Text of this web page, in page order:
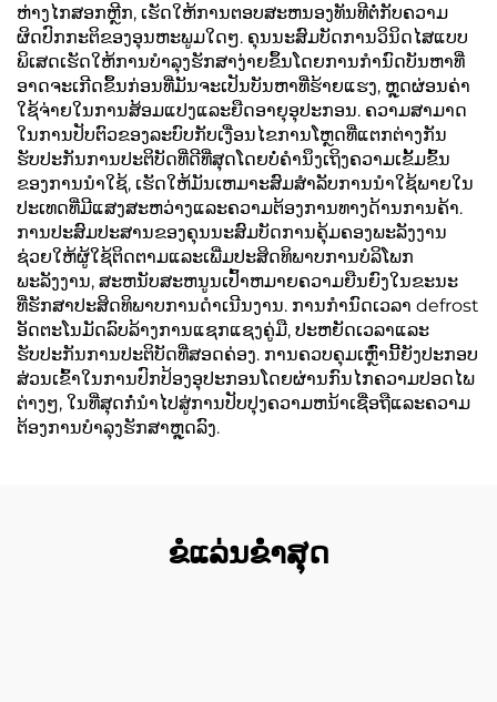
ຫ່າງໄກສອກຫຼີກ, ເຮັດໃຫ້ການຕອບສະຫນອງທັນທີຕໍ່ກັບຄວາມ
ຜິດປົກກະຕິຂອງອຸນຫະພູມໃດໆ. ຄຸນນະສົມບັດການວິນິດໄສແບບ
ພິເສດເຮັດໃຫ້ການບໍາລຸງຮັກສາງ່າຍຂຶ້ນໂດຍການກໍານົດບັນຫາທີ່
ອາດຈະເກີດຂຶ້ນກ່ອນທີ່ມັນຈະເປັນບັນຫາທີ່ຮ້າຍແຮງ, ຫຼຸດຜ່ອນຄ່າ
ໃຊ້ຈ່າຍໃນການສ້ອມແປງແລະຍືດອາຍຸອຸປະກອນ. ຄວາມສາມາດ
ໃນການປັບຕົວຂອງລະບົບກັບເງື່ອນໄຂການໂຫຼດທີ່ແຕກຕ່າງກັນ
ຮັບປະກັນການປະຕິບັດທີ່ດີທີ່ສຸດໂດຍບໍ່ຄໍານຶງເຖິງຄວາມເຂັ້ມຂົ້ນ
ຂອງການນໍາໃຊ້, ເຮັດໃຫ້ມັນເຫມາະສົມສໍາລັບການນໍາໃຊ້ພາຍໃນ
ປະເທດທີ່ມີແສງສະຫວ່າງແລະຄວາມຕ້ອງການທາງດ້ານການຄ້າ.
ການປະສົມປະສານຂອງຄຸນນະສົມບັດການຄຸ້ມຄອງພະລັງງານ
ຊ່ວຍໃຫ້ຜູ້ໃຊ້ຕິດຕາມແລະເພີ່ມປະສິດທິພາບການບໍລິໂພກ
ພະລັງງານ, ສະຫນັບສະຫນູນເປົ້າຫມາຍຄວາມຍືນຍົງໃນຂະນະ
ທີ່ຮັກສາປະສິດທິພາບການດໍາເນີນງານ. ການກໍານົດເວລາ defrost
ອັດຕະໂນມັດລົບລ້າງການແຊກແຊງຄູ່ມື, ປະຫຍັດເວລາແລະ
ຮັບປະກັນການປະຕິບັດທີ່ສອດຄ່ອງ. ການຄວບຄຸມເຫຼົ່ານີ້ຍັງປະກອບ
ສ່ວນເຂົ້າໃນການປົກປ້ອງອຸປະກອນໂດຍຜ່ານກົນໄກຄວາມປອດໄພ
ຕ່າງໆ, ໃນທີ່ສຸດກໍ່ນໍາໄປສູ່ການປັບປຸງຄວາມຫນ້າເຊື່ອຖືແລະຄວາມ
ຕ້ອງການບໍາລຸງຮັກສາຫຼຸດລົງ.
ຂໍແລ່ນຂໍໍ່າສຸດ